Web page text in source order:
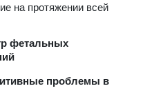
на протяжении всей
фетальных
проблемы в